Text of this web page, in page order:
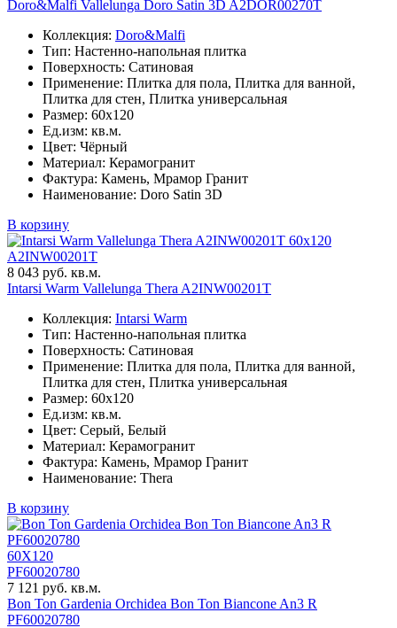
Doro&Malfi Vallelunga Doro Satin 3D A2DOR00270T
Коллекция: Doro&Malfi
Тип: Настенно-напольная плитка
Поверхность: Сатиновая
Применение: Плитка для пола, Плитка для ванной,
Плитка для стен, Плитка универсальная
Размер: 60x120
Ед.изм: кв.м.
Цвет: Чёрный
Материал: Керамогранит
Фактура: Камень, Мрамор Гранит
Наименование: Doro Satin 3D
В корзину
60x120
A2INW00201T
8 043 руб. кв.м.
Intarsi Warm Vallelunga Thera A2INW00201T
Коллекция: Intarsi Warm
Тип: Настенно-напольная плитка
Поверхность: Сатиновая
Применение: Плитка для пола, Плитка для ванной,
Плитка для стен, Плитка универсальная
Размер: 60x120
Ед.изм: кв.м.
Цвет: Серый, Белый
Материал: Керамогранит
Фактура: Камень, Мрамор Гранит
Наименование: Thera
В корзину
60X120
PF60020780
7 121 руб. кв.м.
Bon Ton Gardenia Orchidea Bon Ton Biancone An3 R
PF60020780